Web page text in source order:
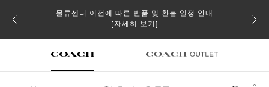
스트
물류센터 이전에 따른 반품 및 환불 일정 안내
[자세히 보기]
일부